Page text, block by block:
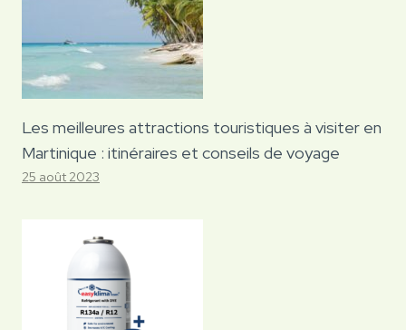
Les meilleures attractions touristiques à visiter en
Martinique : itinéraires et conseils de voyage
25 août 2023